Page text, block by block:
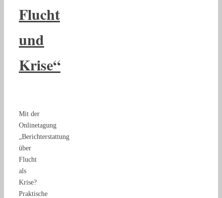
Flucht
und
Krise“
Mit der
Onlinetagung
„Berichterstattung
über
Flucht
als
Krise?
Praktische